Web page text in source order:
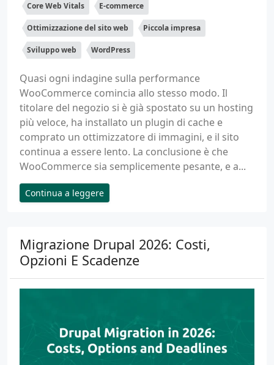
Core Web Vitals E-commerce
Ottimizzazione del sito web Piccola impresa
Sviluppo web WordPress
Quasi ogni indagine sulla performance
WooCommerce comincia allo stesso modo. Il
titolare del negozio si è già spostato su un hosting
più veloce, ha installato un plugin di cache e
comprato un ottimizzatore di immagini, e il sito
continua a essere lento. La conclusione è che
WooCommerce sia semplicemente pesante, e a...
Continua a leggere
Migrazione Drupal 2026: Costi,
Opzioni E Scadenze